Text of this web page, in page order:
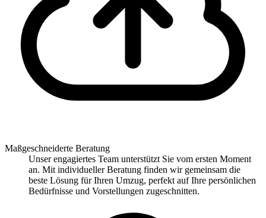
Maßgeschneiderte Beratung
Unser engagiertes Team unterstützt Sie vom ersten Moment
an. Mit individueller Beratung finden wir gemeinsam die
beste Lösung für Ihren Umzug, perfekt auf Ihre persönlichen
Bedürfnisse und Vorstellungen zugeschnitten.